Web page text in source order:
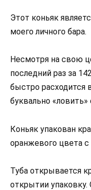
Этот коньяк
моего личного бара.
Несмотря на свою
последний раз за
быстро расходится
буквально «ловить»
Коньяк упакован
оранжевого цвета
Туба открывается
открытии упаковку.